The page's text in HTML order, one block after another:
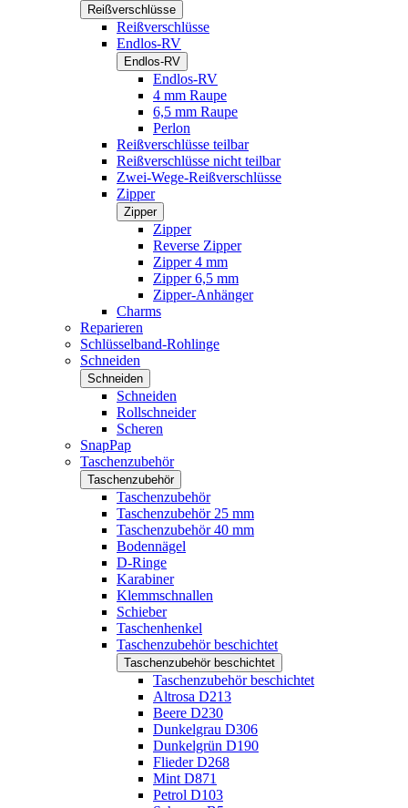
Reißverschlüsse
Reißverschlüsse
Endlos-RV
Endlos-RV
Endlos-RV
4 mm Raupe
6,5 mm Raupe
Perlon
Reißverschlüsse teilbar
Reißverschlüsse nicht teilbar
Zwei-Wege-Reißverschlüsse
Zipper
Zipper
Zipper
Reverse Zipper
Zipper 4 mm
Zipper 6,5 mm
Zipper-Anhänger
Charms
Reparieren
Schlüsselband-Rohlinge
Schneiden
Schneiden
Schneiden
Rollschneider
Scheren
SnapPap
Taschenzubehör
Taschenzubehör
Taschenzubehör
Taschenzubehör 25 mm
Taschenzubehör 40 mm
Bodennägel
D-Ringe
Karabiner
Klemmschnallen
Schieber
Taschenhenkel
Taschenzubehör beschichtet
Taschenzubehör beschichtet
Taschenzubehör beschichtet
Altrosa D213
Beere D230
Dunkelgrau D306
Dunkelgrün D190
Flieder D268
Mint D871
Petrol D103